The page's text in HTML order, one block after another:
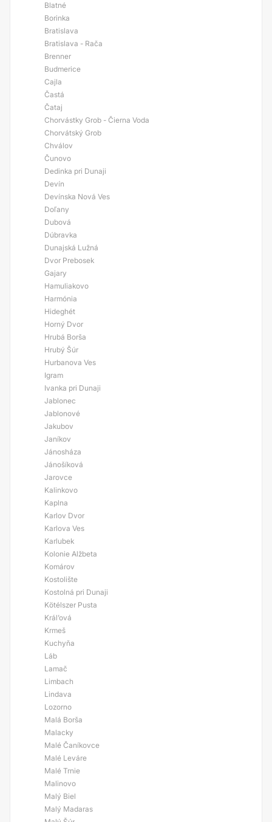
Blatné
Borinka
Bratislava
Bratislava - Rača
Brenner
Budmerice
Cajla
Častá
Čataj
Chorvástky Grob - Čierna Voda
Chorvátský Grob
Chválov
Čunovo
Dedinka pri Dunaji
Devín
Devínska Nová Ves
Doľany
Dubová
Dúbravka
Dunajská Lužná
Dvor Prebosek
Gajary
Hamuliakovo
Harmónia
Hideghét
Horný Dvor
Hrubá Borša
Hrubý Šúr
Hurbanova Ves
Igram
Ivanka pri Dunaji
Jablonec
Jablonové
Jakubov
Janíkov
Jánosháza
Jánošíková
Jarovce
Kalinkovo
Kaplna
Karlov Dvor
Karlova Ves
Karlubek
Kolonie Alžbeta
Komárov
Kostolište
Kostolná pri Dunaji
Kötélszer Pusta
Král’ová
Krmeš
Kuchyňa
Láb
Lamač
Limbach
Lindava
Lozorno
Malá Borša
Malacky
Malé Čaníkovce
Malé Leváre
Malé Trnie
Malinovo
Malý Biel
Malý Madaras